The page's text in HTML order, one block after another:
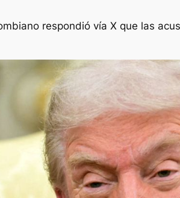
respondió vía X que las